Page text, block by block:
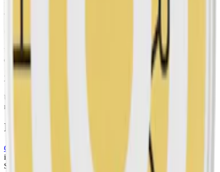
aromer, inklusive rökarom. Se komplett innehållsförteckning ovan.
G3 Extra Strong får ny dosa och design
Under 2024 fick G3 Extra Strong Slim från G3 snus en uppdaterad
och mer minimalistisk design.
2025: G3 Extra Strong får en ny stilren design
Under februari och mars 2025 får G3 Extra Strong Slim återigen en
ny design på dosan.
Information om varumärket G.3
G3 snus Swedish Match
innovation med sitt slimmade format och höga nikotininnehåll.
Sedan lanseringen 2014 har G3 blivit känt som snuset som